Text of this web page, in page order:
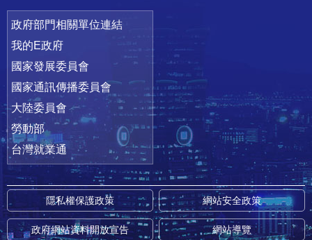
政府部門相關單位連結
我的E政府
國家發展委員會
國家通訊傳播委員會
大陸委員會
勞動部
台灣就業通
隱私權保護政策 網站安全政策
政府網站資料開放宣告 網站導覽